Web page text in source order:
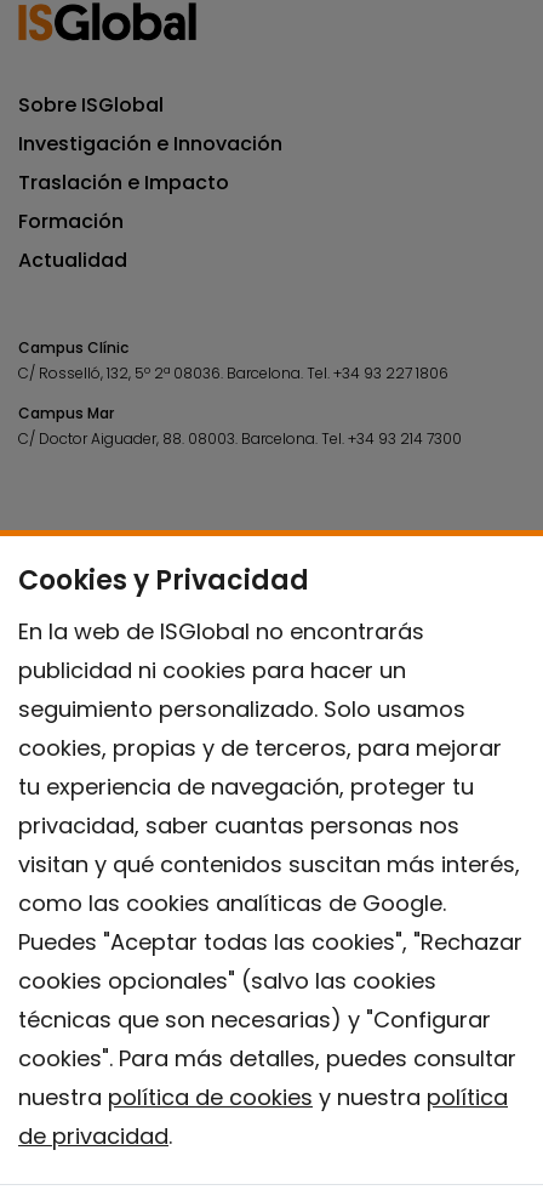
Cookies y Privacidad
En la web de ISGlobal no encontrarás
publicidad ni cookies para hacer un
seguimiento personalizado. Solo usamos
cookies, propias y de terceros, para mejorar
tu experiencia de navegación, proteger tu
privacidad, saber cuantas personas nos
visitan y qué contenidos suscitan más interés,
como las cookies analíticas de Google.
Puedes "Aceptar todas las cookies", "Rechazar
cookies opcionales" (salvo las cookies
técnicas que son necesarias) y "Configurar
cookies". Para más detalles, puedes consultar
nuestra política de cookies y nuestra política
de privacidad.
Sobre ISGlobal
Investigación e Innovación
Traslación e Impacto
Formación
Actualidad
Campus Clínic
C/ Rosselló, 132, 5º 2ª 08036. Barcelona.Tel.+34 93 227 1806
Campus Mar
C/ Doctor Aiguader, 88. 08003. Barcelona.Tel.+34 93 214 7300
Contacto
Política de privacidad
Política de Cookies